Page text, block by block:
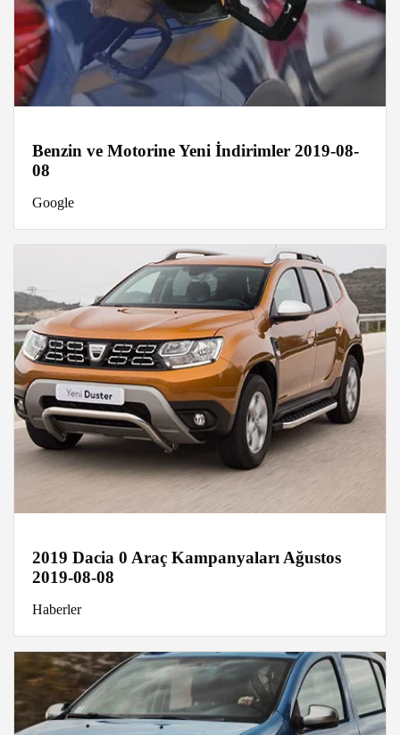
Benzin ve Motorine Yeni İndirimler 2019-08-
08
Google
2019 Dacia 0 Araç Kampanyaları Ağustos
2019-08-08
Haberler